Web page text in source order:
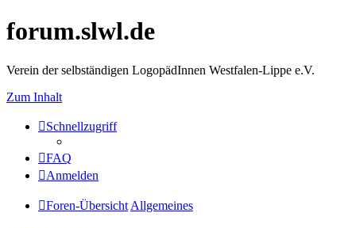
forum.slwl.de
Verein der selbständigen LogopädInnen Westfalen-Lippe e.V.
Zum Inhalt
Schnellzugriff
FAQ
Anmelden
Foren-Übersicht Allgemeines